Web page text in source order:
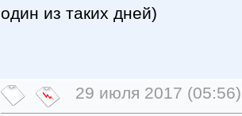
один из таких дней)
29 июля 2017 (05:56)